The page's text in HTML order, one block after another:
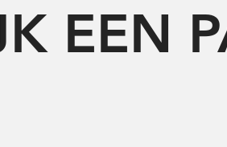
EEN